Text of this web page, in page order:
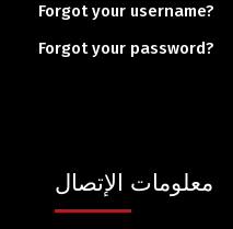
Forgot your username?
Forgot your password?
معلومات الإتصال